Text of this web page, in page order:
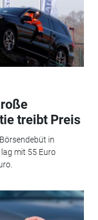
treibt Preis
in
mit 55 Euro